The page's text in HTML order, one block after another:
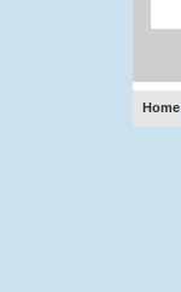
Home